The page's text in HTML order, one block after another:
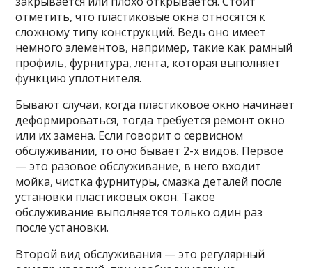
отметить, что пластиковые окна относятся к
сложному типу конструкций. Ведь оно имеет
немного элементов, например, такие как рамный
профиль, фурнитура, лента, которая выполняет
функцию уплотнителя.
Бывают случаи, когда пластиковое окно начинает
деформироваться, тогда требуется ремонт окно
или их замена. Если говорит о сервисном
обслуживании, то оно бывает 2-х видов. Первое
— это разовое обслуживание, в него входит
мойка, чистка фурнитуры, смазка деталей после
установки пластиковых окон. Такое
обслуживание выполняется только один раз
после установки.
Второй вид обслуживания — это регулярный